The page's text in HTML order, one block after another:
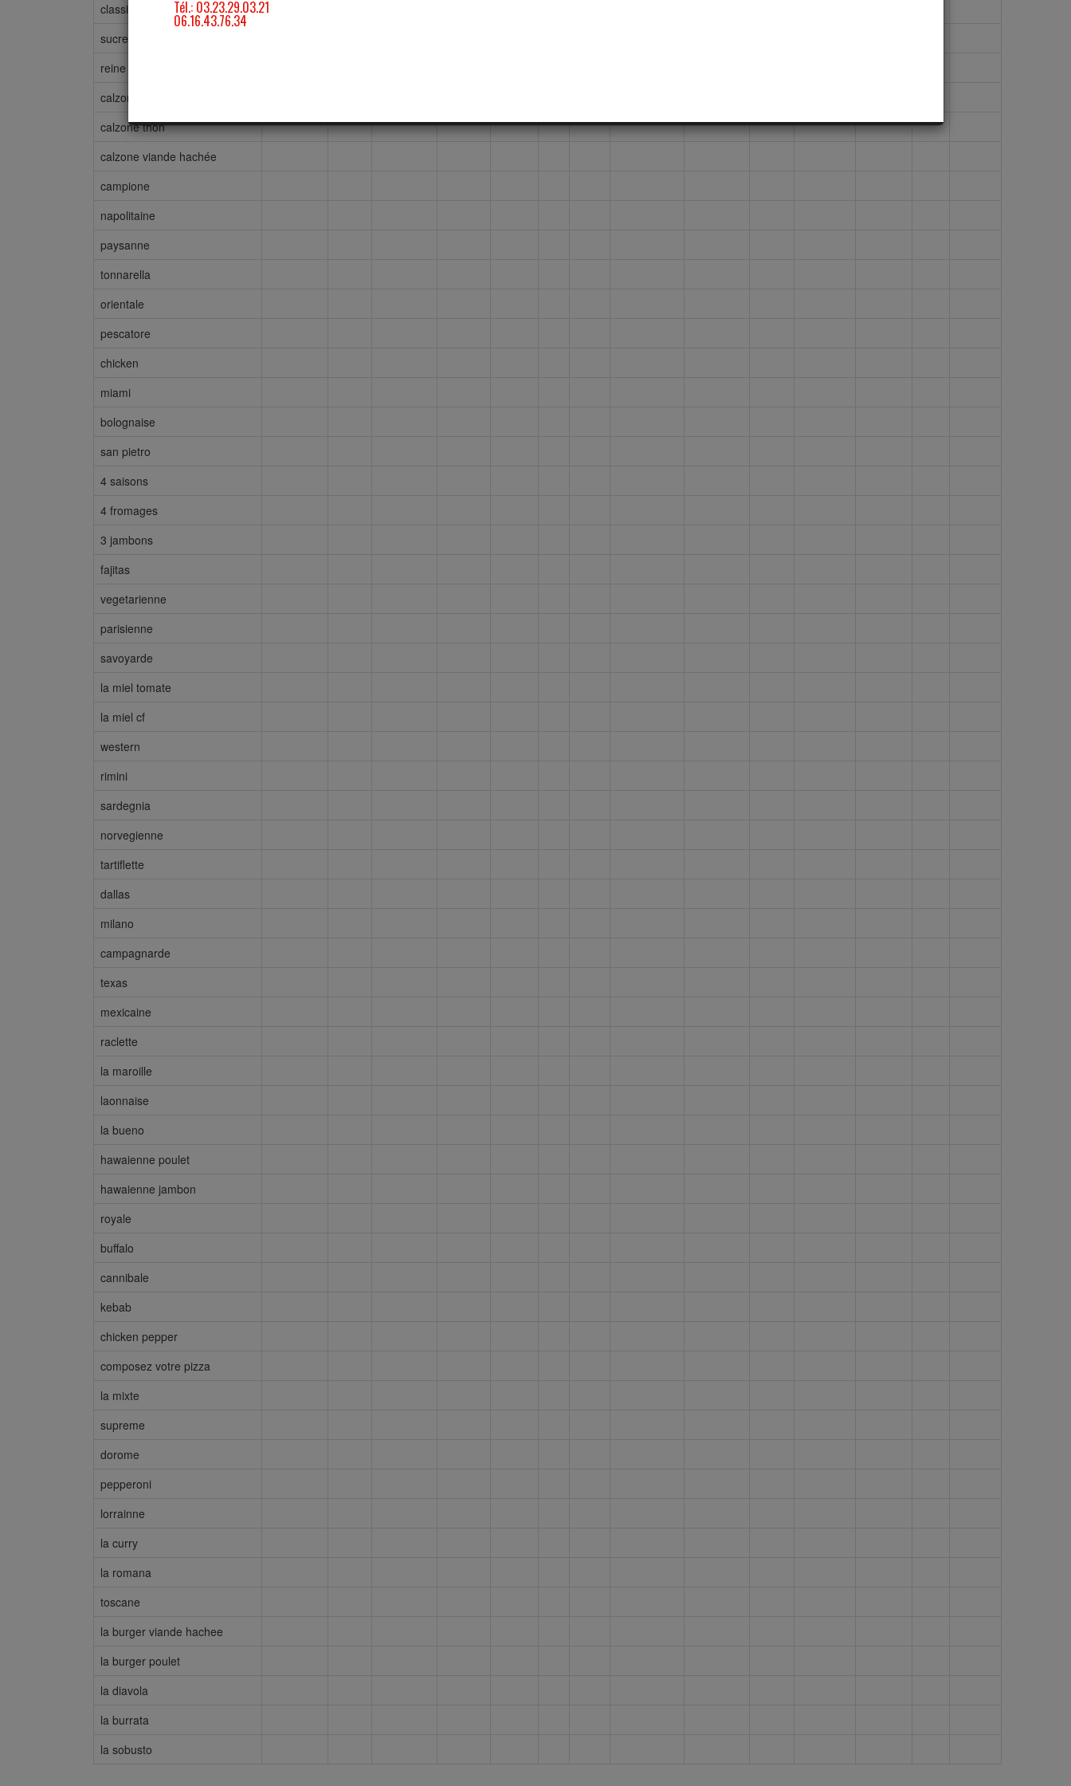
classica
sucree
reine
calzone jambon
calzone thon
calzone viande hachée
campione
napolitaine
paysanne
tonnarella
orientale
pescatore
chicken
miami
bolognaise
san pietro
4 saisons
4 fromages
3 jambons
fajitas
vegetarienne
parisienne
savoyarde
la miel tomate
la miel cf
western
rimini
sardegnia
norvegienne
tartiflette
dallas
milano
campagnarde
texas
mexicaine
raclette
la maroille
laonnaise
la bueno
hawaienne poulet
hawaienne jambon
royale
buffalo
cannibale
kebab
chicken pepper
composez votre pizza
la mixte
supreme
dorome
pepperoni
lorrainne
la curry
la romana
toscane
la burger viande hachee
la burger poulet
la diavola
la burrata
la sobusto